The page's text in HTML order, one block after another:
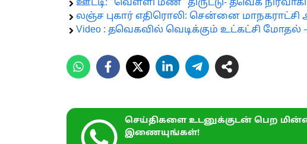
ஊட்டி: ”வெள்ளி மண்” திருட்டு- தவெக
லஞ்ச புகார் எதிரொலி: சென்னை மாநகராட்சி
Video : தவெகவில் வெடிக்கும் உட்கட்சி மோதல்
செய்திகளை உடனுக்குடன் பெற
இணையுங்கள்!